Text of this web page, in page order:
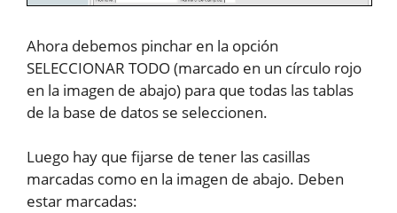
Ahora debemos pinchar en la opción
SELECCIONAR TODO (marcado en un círculo rojo
en la imagen de abajo) para que todas las tablas
de la base de datos se seleccionen.
Luego hay que fijarse de tener las casillas
marcadas como en la imagen de abajo. Deben
estar marcadas: